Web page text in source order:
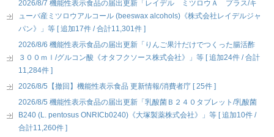
2026/8/7 機能性表示食品の届出更新「レイデル ミツロウＡ プラス/キ
ューバ産ミツロウアルコール (beeswax alcohols)《株式会社レイデルジャ
パン》」等 [ 追加17件 / 合計11,301件 ]
2026/8/6 機能性表示食品の届出更新「りんご果汁だけでつくった腸活酢
３００ｍｌ/グルコン酸《オタフクソース株式会社》」等 [ 追加24件 / 合計
11,284件 ]
2026/8/5【撤回】機能性表示食品 更新情報/消費者庁 [ 25件 ]
2026/8/5 機能性表示食品の届出更新「乳酸菌Ｂ２４０タブレット/乳酸菌
B240 (L. pentosus ONRICb0240)《大塚製薬株式会社》」等 [ 追加10件 /
合計11,260件 ]